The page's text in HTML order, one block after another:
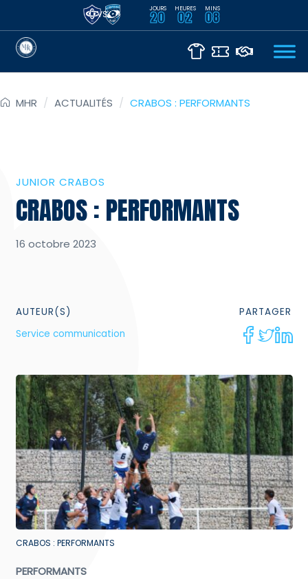
VS JOURS
20 HEURES
02 MINS
08
MHR / ACTUALITÉS / CRABOS : PERFORMANTS
JUNIOR CRABOS
CRABOS : PERFORMANTS
16 octobre 2023
AUTEUR(S)
Service communication
PARTAGER
CRABOS : PERFORMANTS
PERFORMANTS